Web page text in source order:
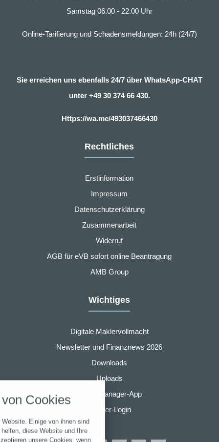
Samstag 06.00 - 22.00 Uhr
Online-Tarifierung und Schadensmeldungen: 24h (24/7)
Sie erreichen uns ebenfalls 24/7 über WhatsApp-CHAT
unter +49 30 374 66 430.
Https://wa.me/493037466430
Rechtliches
Erstinformation
Impressum
Datenschutzerklärung
Zusammenarbeit
Widerruf
AGB für eVB sofort online Beantragung
AMB Group
Wichtiges
Digitale Maklervollmacht
Newsletter und Finanznews 2026
Downloads
Uploads
Finanzmanager-App
Partner-Login
Cookies
Einige von ihnen sind
diese Website und Ihre
unsere Cookies, wenn
folgende Kategorien zu
Notwendig